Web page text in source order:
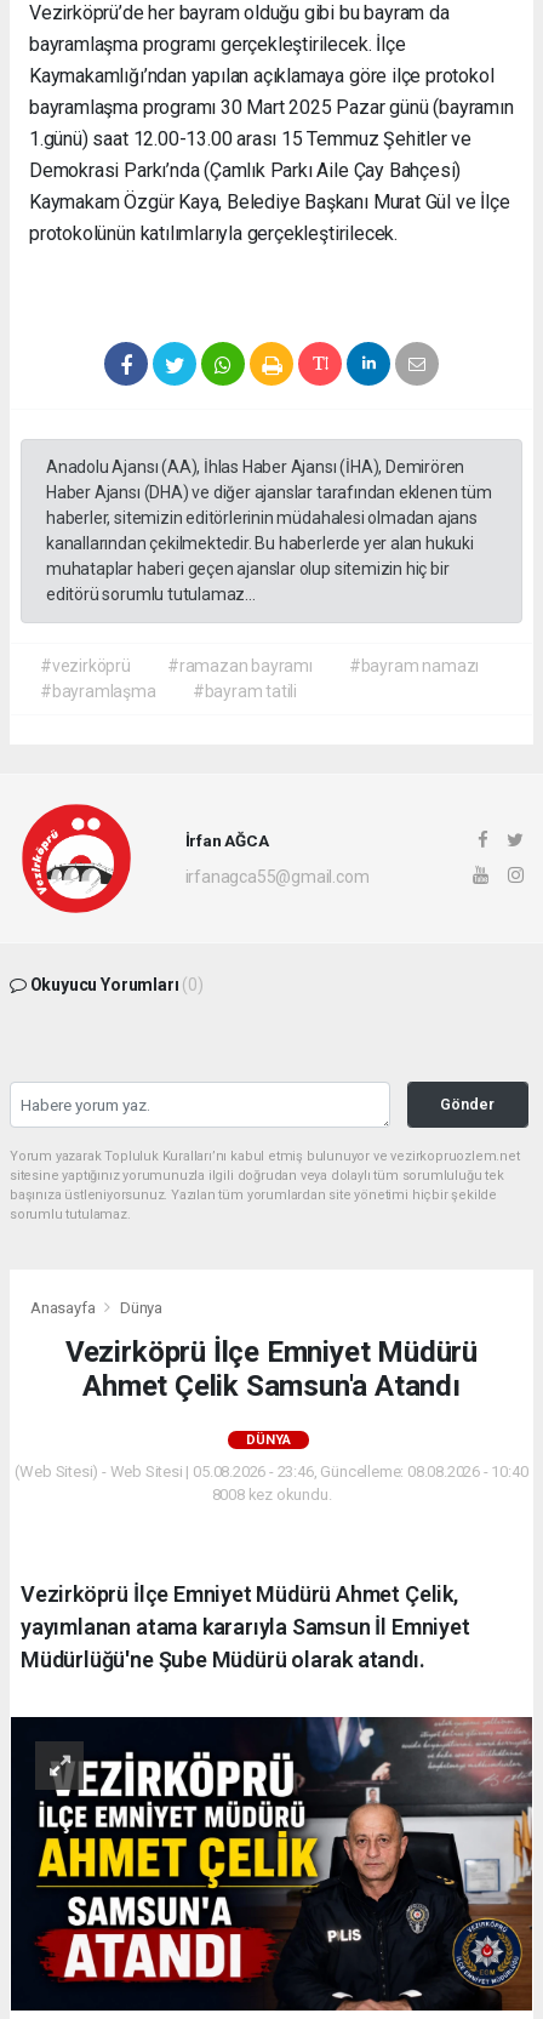
Vezirköprü’de her bayram olduğu gibi bu bayram da
bayramlaşma programı gerçekleştirilecek. İlçe
Kaymakamlığı’ndan yapılan açıklamaya göre ilçe protokol
bayramlaşma programı 30 Mart 2025 Pazar günü (bayramın
1.günü) saat 12.00-13.00 arası 15 Temmuz Şehitler ve
Demokrasi Parkı’nda (Çamlık Parkı Aile Çay Bahçesi)
Kaymakam Özgür Kaya, Belediye Başkanı Murat Gül ve İlçe
protokolünün katılımlarıyla gerçekleştirilecek.
Anadolu Ajansı (AA), İhlas Haber Ajansı (İHA), Demirören
Haber Ajansı (DHA) ve diğer ajanslar tarafından eklenen tüm
haberler, sitemizin editörlerinin müdahalesi olmadan ajans
kanallarından çekilmektedir. Bu haberlerde yer alan hukuki
muhataplar haberi geçen ajanslar olup sitemizin hiç bir
editörü sorumlu tutulamaz...
#vezirköprü #ramazan bayramı
#bayram namazı
#bayramlaşma
#bayram tatili
İrfan AĞCA
irfanagca55@gmail.com
Okuyucu Yorumları (0)
Gönder
Yorum yazarak Topluluk Kuralları’nı kabul etmiş bulunuyor ve vezirkopruozlem.net
sitesine yaptığınız yorumunuzla ilgili doğrudan veya dolaylı tüm sorumluluğu tek
başınıza üstleniyorsunuz. Yazılan tüm yorumlardan site yönetimi hiçbir şekilde
sorumlu tutulamaz.
Anasayfa Dünya
Vezirköprü İlçe Emniyet Müdürü
Ahmet Çelik Samsun'a Atandı
DÜNYA
(Web Sitesi) - Web Sitesi | 05.08.2026 - 23:46, Güncelleme: 08.08.2026 - 10:40
8008 kez okundu.
Vezirköprü İlçe Emniyet Müdürü Ahmet Çelik,
yayımlanan atama kararıyla Samsun İl Emniyet
Müdürlüğü'ne Şube Müdürü olarak atandı.